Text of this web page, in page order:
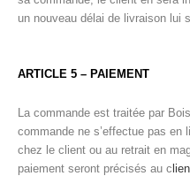
un nouveau délai de livraison lui
ARTICLE 5 – PAIEMENT
La commande est traitée par
commande ne s’effectue pas
chez le client ou au retrait en
paiement seront précisés au c